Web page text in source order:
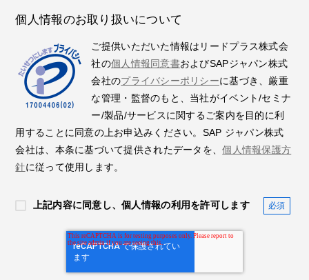
個人情報のお取り扱いについて
ご提供いただいた情報はリードプラス株式会
社の個人情報同意書およびSAPジャパン株式
会社のプライバシーポリシーに基づき、厳重
な管理・監督のもと、当社がイベント/セミナ
ー/製品/サービスに関するご案内を目的に利
用することに同意の上お申込みください。SAP ジャパン株式
会社は、本条に基づいて提供されたデータを、個人情報保護方
針に従って使用します。
上記内容に同意し、個人情報の利用を許可します